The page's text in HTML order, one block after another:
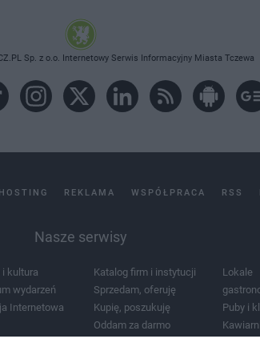
Sp. z o.o. Internetowy Serwis Informacyjny Miasta Tczewa
HOSTING REKLAMA WSPÓŁPRACA RSS
Nasze serwisy
i kultura
wydarzeń
Internetowa
Katalog firm i instytucji
Sprzedam, oferuję
Kupię, poszukuję
Oddam za darmo
Lokale
Puby i